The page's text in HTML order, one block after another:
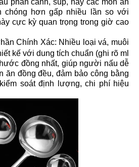
chóng hơn gấp nhiều lần so với
cực kỳ quan trọng trong giờ cao
Chính Xác: Nhiều loại vá, muôi
kế với dung tích chuẩn (ghi rõ ml
đồng nhất, giúp người nấu dễ
ăn đồng đều, đảm bảo công bằng
soát định lượng, chi phí hiệu